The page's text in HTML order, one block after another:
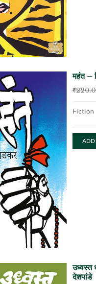
महंत –
₹
Fiction
ADD
उध्वस्त
देशपांडे